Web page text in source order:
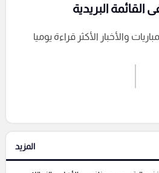
إرسال تعليق
البريدية
والأخبار الأكثر قراءة يوميا
المزيد